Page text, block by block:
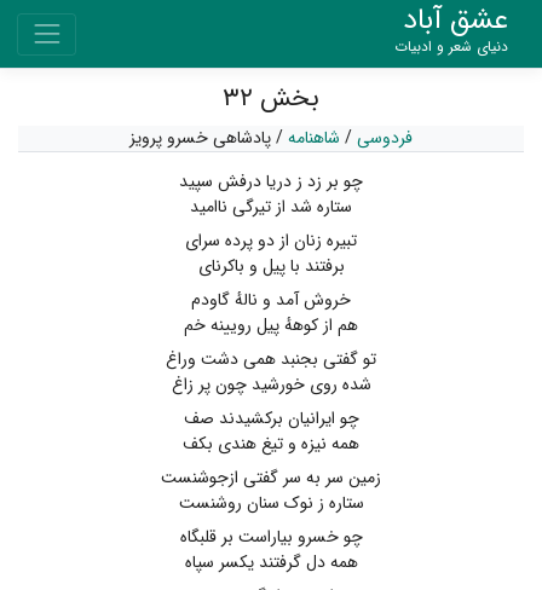
عشق آباد
دنیای شعر و ادبیات
بخش ۳۲
فردوسی/ شاهنامه/پادشاهی خسرو پرویز
چو بر زد ز دریا درفش سپید
ستاره شد از تیرگی ناامید
تبیره زنان از دو پرده سرای
برفتند با پیل و باکرنای
خروش آمد و نالهٔ گاودم
هم از کوههٔ پیل رویینه خم
تو گفتی بجنبد همی دشت وراغ
شده روی خورشید چون پر زاغ
چو ایرانیان برکشیدند صف
همه نیزه و تیغ هندی بکف
زمین سر به سر گفتی ازجوشنست
ستاره ز نوک سنان روشنست
چو خسرو بیاراست بر قلبگاه
همه دل گرفتند یکسر سپاه